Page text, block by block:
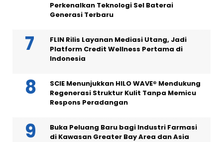
Perkenalkan Teknologi Sel Baterai
Generasi Terbaru
FLIN Rilis Layanan Mediasi Utang, Jadi
Platform Credit Wellness Pertama di
Indonesia
SCIE Menunjukkan HILO WAVE® Mendukung
Regenerasi Struktur Kulit Tanpa Memicu
Respons Peradangan
Buka Peluang Baru bagi Industri Farmasi
di Kawasan Greater Bay Area dan Asia